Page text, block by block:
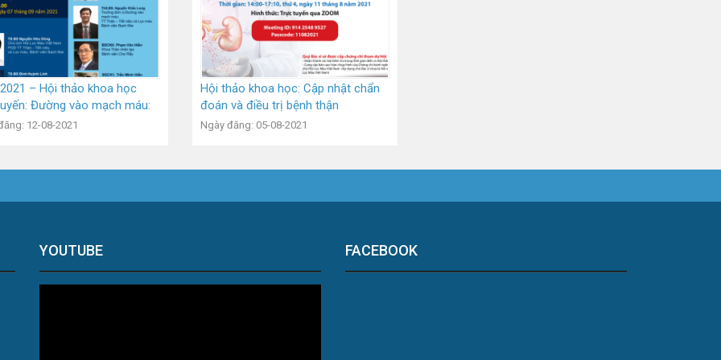
– Hội thảo khoa học
Đường vào mạch máu:
toàn diện trong đánh giá
chu kỳ
12-08-2021
Hội thảo khoa học: Cập nhật chẩn
đoán và điều trị bệnh thận
Ngày đăng: 05-08-2021
YOUTUBE FACEBOOK